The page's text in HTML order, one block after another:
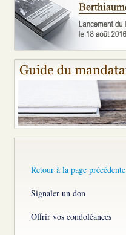
Retour à la page précédente
Signaler un don
Offrir vos condoléances